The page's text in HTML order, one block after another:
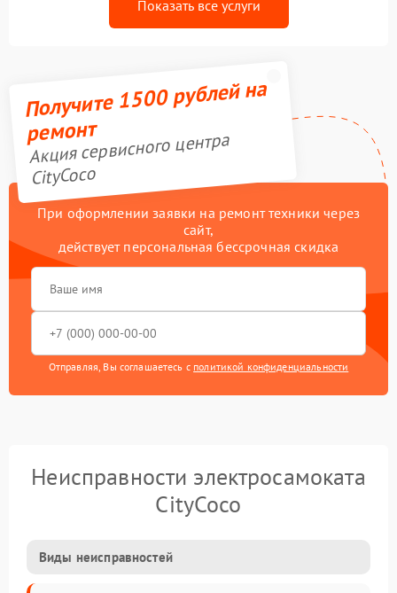
Показать все услуги
Получите 1500 рублей на
ремонт
Акция сервисного центра
CityCoco
При оформлении заявки на ремонт техники через
сайт,
действует персональная бессрочная скидка
Отправляя, Вы соглашаетесь с политикой конфиденциальности
Неисправности электросамоката
CityCoco
Виды неисправностей